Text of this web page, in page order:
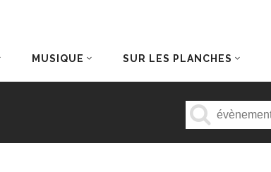
MUSIQUE SUR LES PLANCHES